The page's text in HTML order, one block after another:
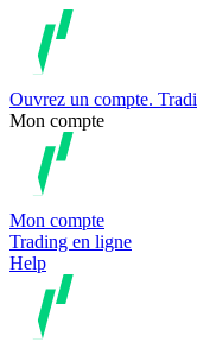
Ouvrez un compte.
Mon compte
Mon compte
Trading en ligne
Help